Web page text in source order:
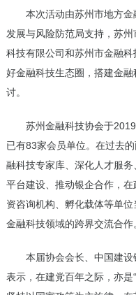
本次活动由苏州市地方
发展与风险防范局支持，苏
科技有限公司和苏州市金融
好金融科技生态圈，搭建金
讨。
苏州金融科技协会于
已有83家会员单位。在过去
融科技专家库、深化人才服
平台建设、推动银企合作，
资咨询机构、孵化载体等单
金融科技领域的跨界交流合作
本届协会会长、中国建
表示，在建党百年之际，亦是